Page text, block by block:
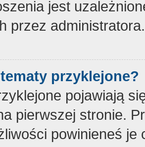
jest
przez administratora.
przyklejone?
pojawiają
pierwszej stronie.
powinieneś je